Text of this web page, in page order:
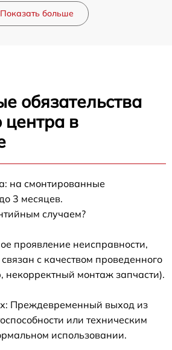
Показать больше
обязательства
центра в
на смонтированные
3 месяцев.
случаем?
проявление неисправности,
с качеством проведенного
некорректный монтаж запчасти).
Преждевременный выход из
или техническим
использовании.